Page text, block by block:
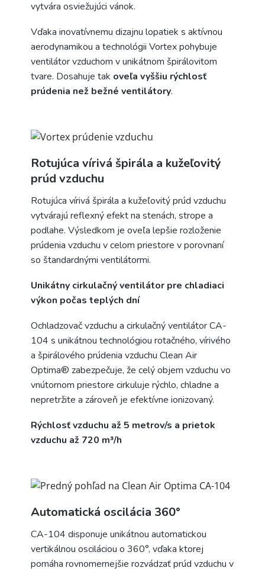
vytvára osviežujúci vánok.
Vďaka inovatívnemu dizajnu lopatiek s aktívnou
aerodynamikou a technológii Vortex pohybuje
ventilátor vzduchom v unikátnom špirálovitom
tvare. Dosahuje tak oveľa vyššiu rýchlosť
prúdenia než bežné ventilátory.
Rotujúca vírivá špirála a kužeľovitý
prúd vzduchu
Rotujúca vírivá špirála a kužeľovitý prúd vzduchu
vytvárajú reflexný efekt na stenách, strope a
podlahe. Výsledkom je oveľa lepšie rozloženie
prúdenia vzduchu v celom priestore v porovnaní
so štandardnými ventilátormi.
Unikátny cirkulačný ventilátor pre chladiaci
výkon počas teplých dní
Ochladzovač vzduchu a cirkulačný ventilátor CA-
104 s unikátnou technológiou rotačného, vírivého
a špirálového prúdenia vzduchu Clean Air
Optima® zabezpečuje, že celý objem vzduchu vo
vnútornom priestore cirkuluje rýchlo, chladne a
nepretržite a zároveň je efektívne ionizovaný.
Rýchlosť vzduchu až 5 metrov/s a prietok
vzduchu až 720 m³/h
Automatická oscilácia 360°
CA-104 disponuje unikátnou automatickou
vertikálnou osciláciou o 360°, vďaka ktorej
pomáha rovnomernejšie rozvádzať prúd vzduchu v